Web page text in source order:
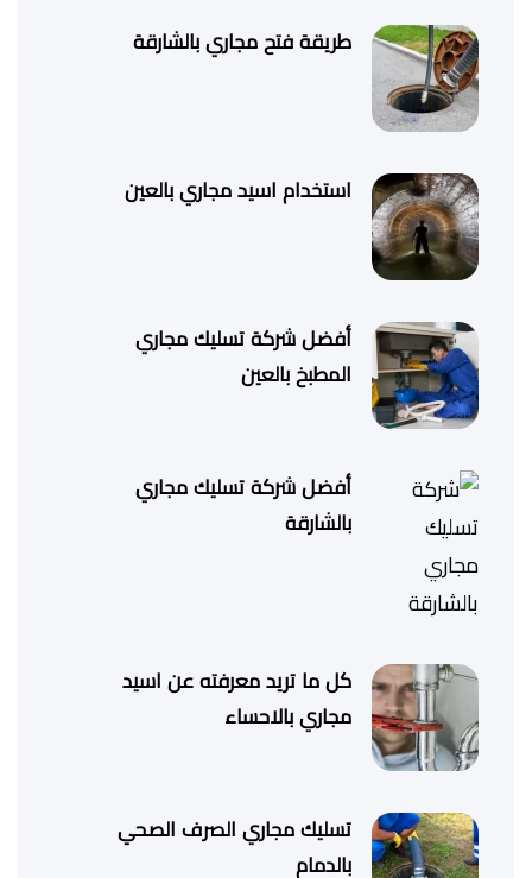
طريقة فتح مجاري بالشارقة
استخدام اسيد مجاري بالعين
أفضل شركة تسليك مجاري
المطبخ بالعين
أفضل شركة تسليك مجاري
بالشارقة
كل ما تريد معرفته عن اسيد
مجاري بالاحساء
تسليك مجاري الصرف الصحي
بالدمام